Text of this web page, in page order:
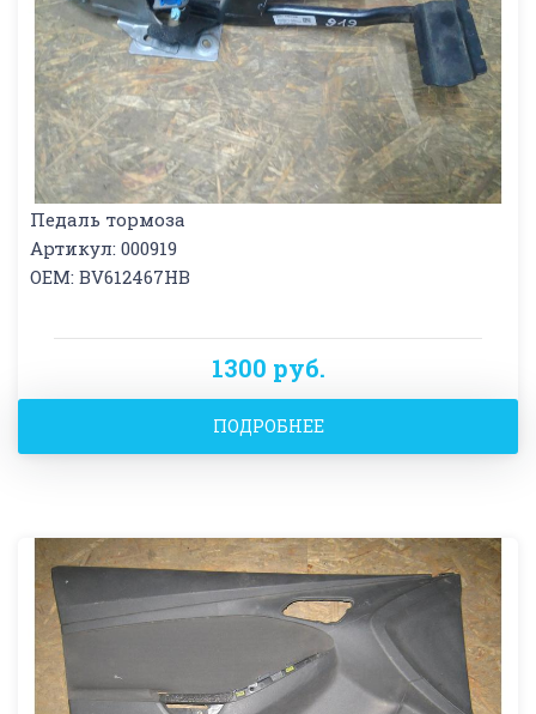
Педаль тормоза
Артикул: 000919
OEM: BV612467HB
1300 руб.
ПОДРОБНЕЕ